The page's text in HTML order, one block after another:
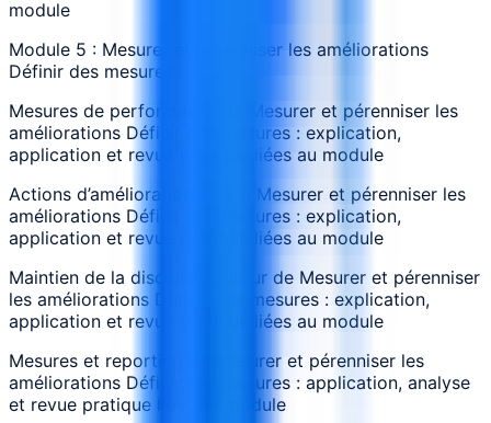
module
Module 5 : Mesurer et pérenniser les améliorations
Définir des mesures
Mesures de performance de Mesurer et pérenniser les
améliorations Définir des mesures : explication,
application et revue pratique liées au module
Actions d’amélioration liées à Mesurer et pérenniser les
améliorations Définir des mesures : explication,
application et revue pratique liées au module
Maintien de la discipline autour de Mesurer et pérenniser
les améliorations Définir des mesures : explication,
application et revue pratique liées au module
Mesures et reporting de Mesurer et pérenniser les
améliorations Définir des mesures : application, analyse
et revue pratique liées au module